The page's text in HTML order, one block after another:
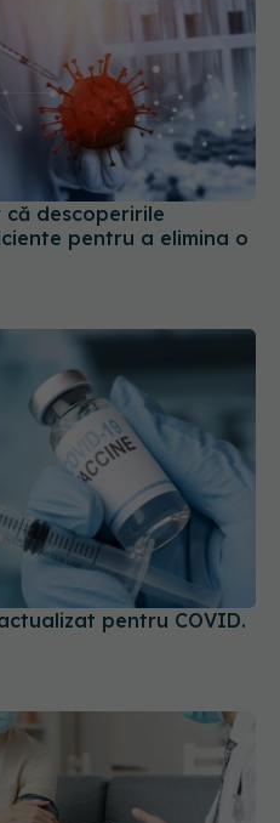
că descoperirile
pentru a elimina o
pentru COVID.